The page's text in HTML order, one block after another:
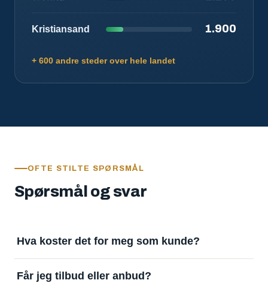
Kristiansand 1.900
+ 600 andre steder over hele landet
OFTE STILTE SPØRSMÅL
Spørsmål og svar
Hva koster det for meg som kunde?
å motta svar. Tjenesten finansieres av
Får jeg tilbud eller anbud?